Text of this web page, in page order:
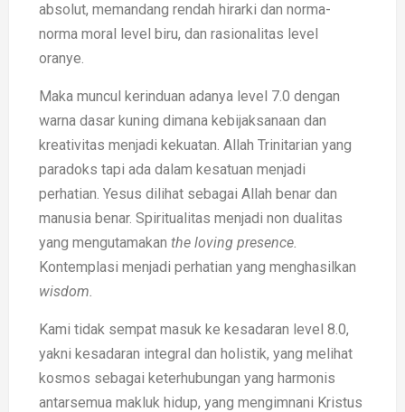
absolut, memandang rendah hirarki dan norma-
norma moral level biru, dan rasionalitas level
oranye.
Maka muncul kerinduan adanya level 7.0 dengan
warna dasar kuning dimana kebijaksanaan dan
kreativitas menjadi kekuatan. Allah Trinitarian yang
paradoks tapi ada dalam kesatuan menjadi
perhatian. Yesus dilihat sebagai Allah benar dan
manusia benar. Spiritualitas menjadi non dualitas
yang mengutamakan the loving presence.
Kontemplasi menjadi perhatian yang menghasilkan
wisdom.
Kami tidak sempat masuk ke kesadaran level 8.0,
yakni kesadaran integral dan holistik, yang melihat
kosmos sebagai keterhubungan yang harmonis
antarsemua makluk hidup, yang mengimnani Kristus